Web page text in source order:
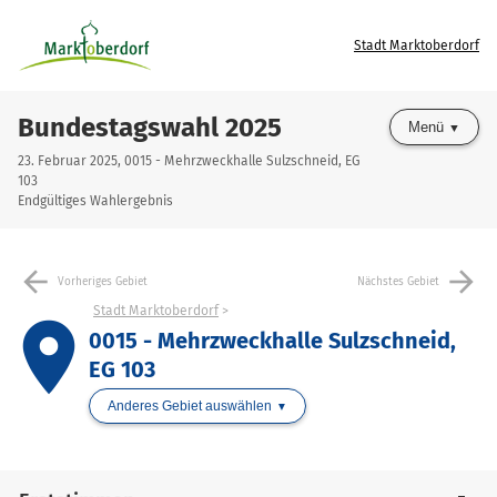
Stadt Marktoberdorf
Bundestagswahl 2025
23. Februar 2025, 0015 - Mehrzweckhalle Sulzschneid, EG
103
Endgültiges Wahlergebnis
Menü
arrow_back Vorheriges Gebiet Nächstes Gebiet arrow_forward
place
Stadt Marktoberdorf
0015 - Mehrzweckhalle Sulzschneid,
EG 103
Anderes Gebiet auswählen